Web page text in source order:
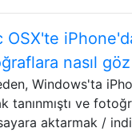
OSX'te
nasıl
Windows'ta
tanınmıştı ve
aktarmak /